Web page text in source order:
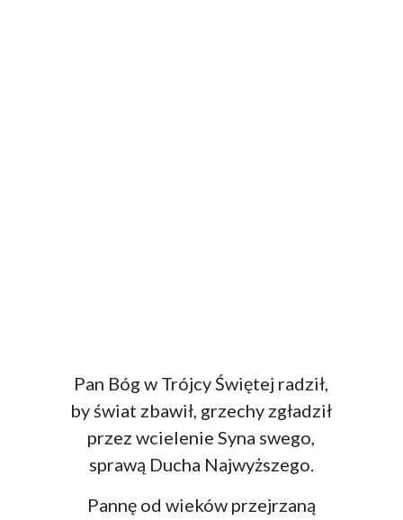
Pan Bóg w Trójcy Świętej radził,
by świat zbawił, grzechy zgładził
przez wcielenie Syna swego,
sprawą Ducha Najwyższego.
Pannę od wieków przejrzaną